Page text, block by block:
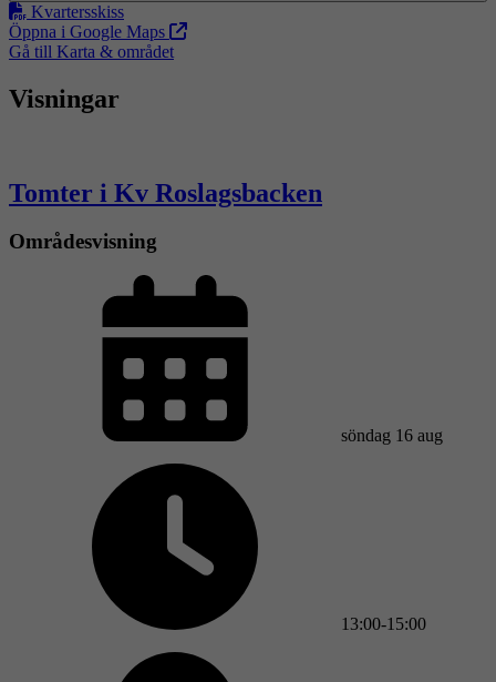
Kvartersskiss
Öppna i Google Maps
Gå till Karta & området
Visningar
Tomter i Kv Roslagsbacken
Områdesvisning
söndag 16 aug
13:00-15:00